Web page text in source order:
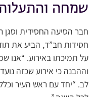
שמחה
חבר הסיעה החסידית וסגן
חסידות חב”ד, הביע את
על תמיכתו באירוע. “אנו
וההבנה כי אירוע שכזה
לב. “יחד עם ראש העיר